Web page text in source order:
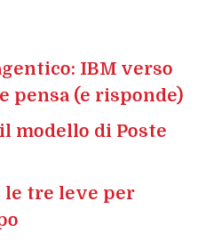
IBM verso
pensa (e risponde)
modello di Poste
le tre leve per